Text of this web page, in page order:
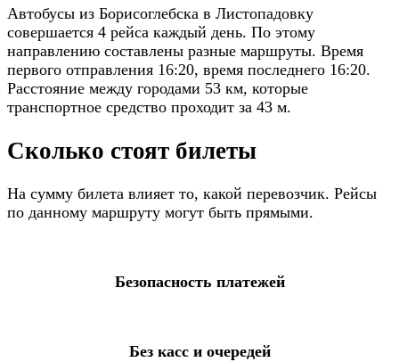
Автобусы из Борисоглебска в Листопадовку
совершается 4 рейса каждый день. По этому
направлению составлены разные маршруты. Время
первого отправления 16:20, время последнего 16:20.
Расстояние между городами 53 км, которые
транспортное средство проходит за 43 м.
Сколько стоят билеты
На сумму билета влияет то, какой перевозчик. Рейсы
по данному маршруту могут быть прямыми.
Безопасность платежей
Без касс и очередей